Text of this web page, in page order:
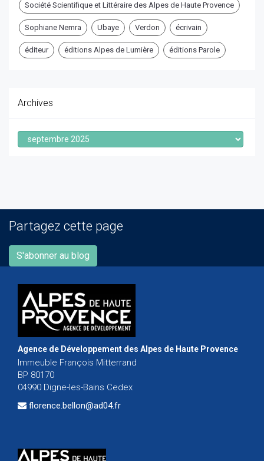
Société Scientifique et Littéraire des Alpes de Haute Provence
Sophiane Nemra Ubaye Verdon écrivain
éditeur éditions Alpes de Lumière éditions Parole
Archives
Archives
Partagez cette page
S'abonner au blog
Agence de Développement des Alpes de Haute Provence
Immeuble François Mitterrand
BP 80170
04990 Digne-les-Bains Cedex
florence.bellon@ad04.fr